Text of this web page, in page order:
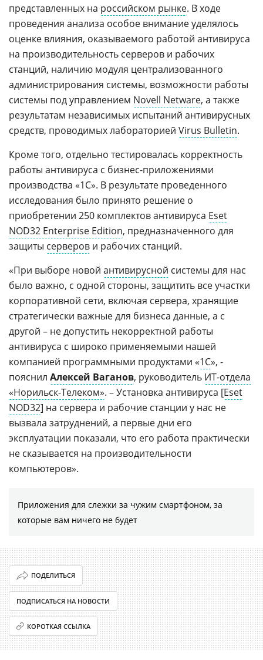
представленных на российском рынке. В ходе
проведения анализа особое внимание уделялось
оценке влияния, оказываемого работой антивируса
на производительность серверов и рабочих
станций, наличию модуля централизованного
администрирования системы, возможности работы
системы под управлением Novell Netware, а также
результатам независимых испытаний антивирусных
средств, проводимых лабораторией Virus Bulletin.
Кроме того, отдельно тестировалась корректность
работы антивируса с бизнес-приложениями
производства «1С». В результате проведенного
исследования было принято решение о
приобретении 250 комплектов антивируса Eset
NOD32 Enterprise Edition, предназначенного для
защиты серверов и рабочих станций.
«При выборе новой антивирусной системы для нас
было важно, с одной стороны, защитить все участки
корпоративной сети, включая сервера, хранящие
стратегически важные для бизнеса данные, а с
другой – не допустить некорректной работы
антивируса с широко применяемыми нашей
компанией программными продуктами «1С», -
пояснил Алексей Ваганов, руководитель ИТ-отдела
«Норильск-Телеком». – Установка антивируса [Eset
NOD32] на сервера и рабочие станции у нас не
вызвала затруднений, а первые дни его
эксплуатации показали, что его работа практически
не сказывается на производительности
компьютеров».
Приложения для слежки за чужим смартфоном, за
которые вам ничего не будет
ПОДЕЛИТЬСЯ
ПОДПИСАТЬСЯ НА НОВОСТИ
КОРОТКАЯ ССЫЛКА